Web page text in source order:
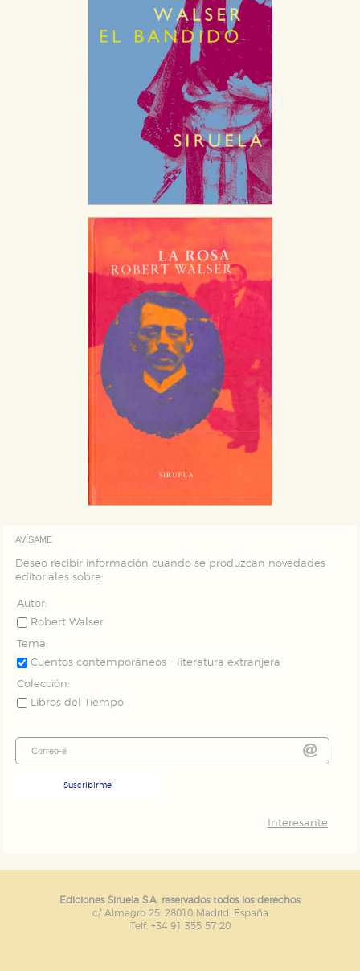
AVÍSAME
Deseo recibir información cuando se produzcan novedades
editoriales sobre:
Autor:
Robert Walser
Tema:
Cuentos contemporáneos - literatura extranjera
Colección:
Libros del Tiempo
Suscribirme
Interesante
Ediciones Siruela S.A. reservados todos los derechos.
c/ Almagro 25. 28010 Madrid. España
Telf. +34 91 355 57 20